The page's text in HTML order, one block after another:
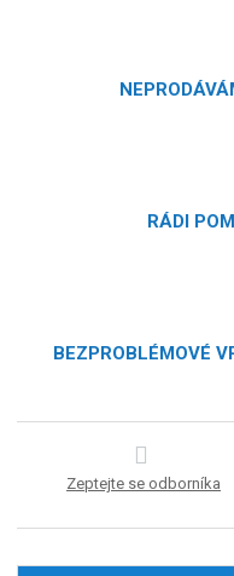
RÁDI
BEZPROBLÉMOVÉ
Zeptejte se odborníka